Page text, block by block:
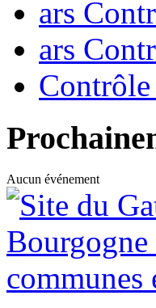
ars
ars
Contrôle
Aucun événement